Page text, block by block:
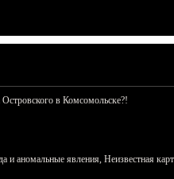
в Комсомольске?!
аномальные явления, Неизвестная